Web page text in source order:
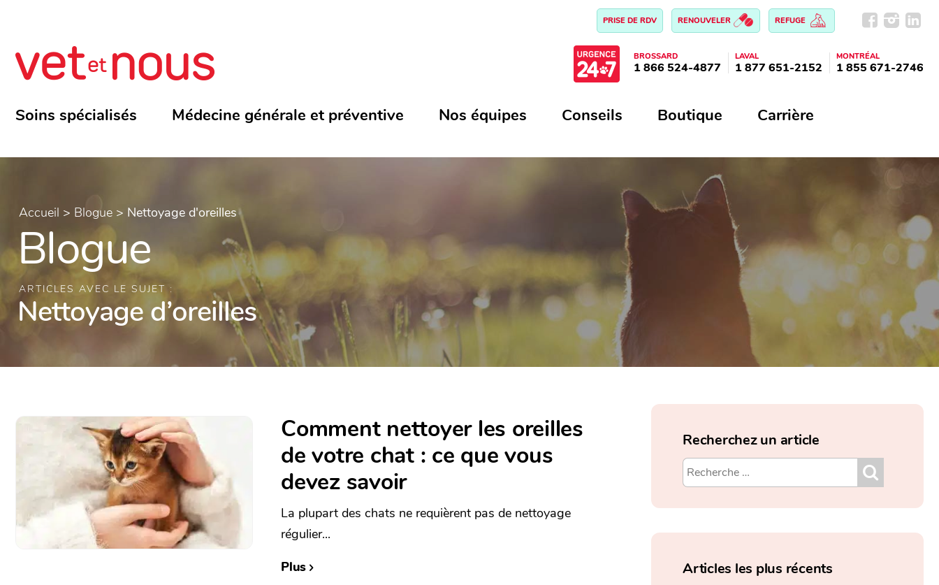
PRISE DE RDV RENOUVELER REFUGE
BROSSARD
1 866 524-4877
LAVAL
1 877 651-2152
MONTRÉAL
1 855 671-2746
Soins spécialisés Médecine générale et préventive Nos équipes Conseils Boutique Carrière
Accueil > Blogue > Nettoyage d'oreilles
Blogue
ARTICLES AVEC LE SUJET :
Nettoyage d’oreilles
Comment nettoyer les oreilles
de votre chat : ce que vous
devez savoir
La plupart des chats ne requièrent pas de nettoyage
régulier...
Plus
Recherchez un article
Articles les plus récents